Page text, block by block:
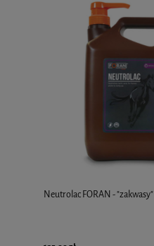
Neutrolac FORAN - "zakwasy"